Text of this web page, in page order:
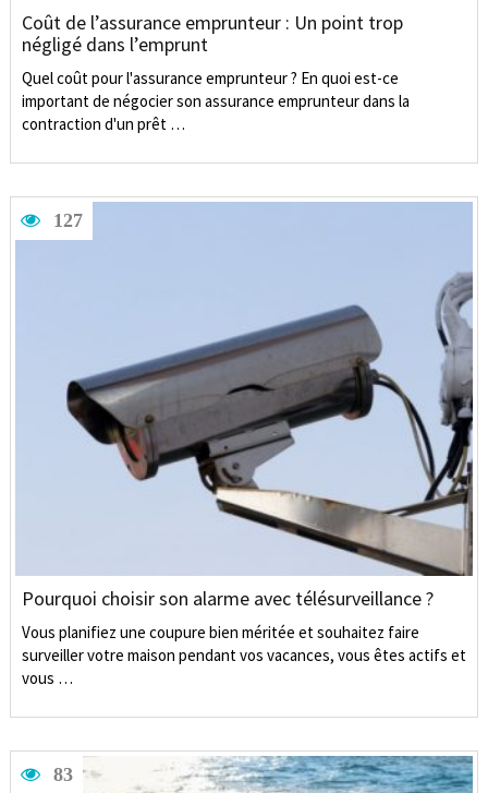
Coût de l’assurance emprunteur : Un point trop
négligé dans l’emprunt
Quel coût pour l'assurance emprunteur ? En quoi est-ce
important de négocier son assurance emprunteur dans la
contraction d'un prêt …
127
Pourquoi choisir son alarme avec télésurveillance ?
Vous planifiez une coupure bien méritée et souhaitez faire
surveiller votre maison pendant vos vacances, vous êtes actifs et
vous …
83